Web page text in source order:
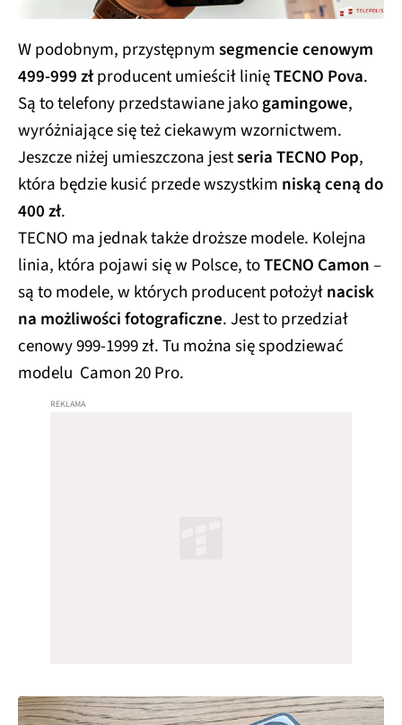
W podobnym, przystępnymsegmencie cenowym
499-999 złproducent umieścił linięTECNO Pova.
Są to telefony przedstawiane jakogamingowe,
wyróżniające się też ciekawym wzornictwem.
Jeszcze niżej umieszczona jestseria TECNO Pop,
która będzie kusić przede wszystkim niską ceną do
400 zł.
TECNO ma jednak także droższe modele. Kolejna
linia, która pojawi się w Polsce, toTECNO Camon–
są to modele, w których producent położyłnacisk
na możliwości fotograficzne. Jest to przedział
cenowy 999-1999 zł. Tu można się spodziewać
modelu Camon 20 Pro.